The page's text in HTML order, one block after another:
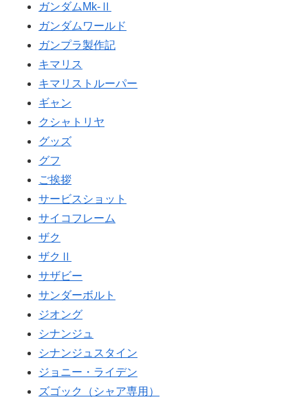
ガンダムMk-Ⅱ
ガンダムワールド
ガンプラ製作記
キマリス
キマリストルーパー
ギャン
クシャトリヤ
グッズ
グフ
ご挨拶
サービスショット
サイコフレーム
ザク
ザクⅡ
サザビー
サンダーボルト
ジオング
シナンジュ
シナンジュスタイン
ジョニー・ライデン
ズゴック（シャア専用）